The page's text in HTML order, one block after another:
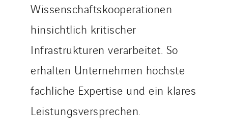
Wissenschaftskooperationen
hinsichtlich kritischer
Infrastrukturen verarbeitet. So
erhalten Unternehmen höchste
fachliche Expertise und ein klares
Leistungsversprechen.